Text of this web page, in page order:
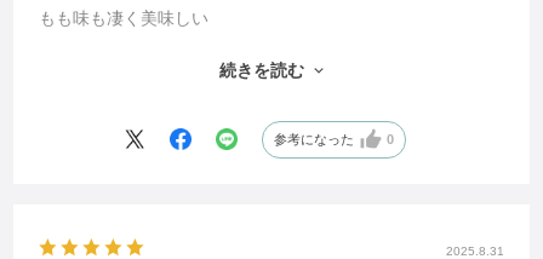
もも味も凄く美味しい
即リピート注文し、更にご近所さんにもおすすめして、みん
続きを読む
参考になった 0
2025.8.31